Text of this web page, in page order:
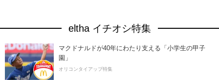
eltha イチオシ特集
マクドナルドが40年にわたり支える「小学生の甲子
園」
オリコンタイアップ特集